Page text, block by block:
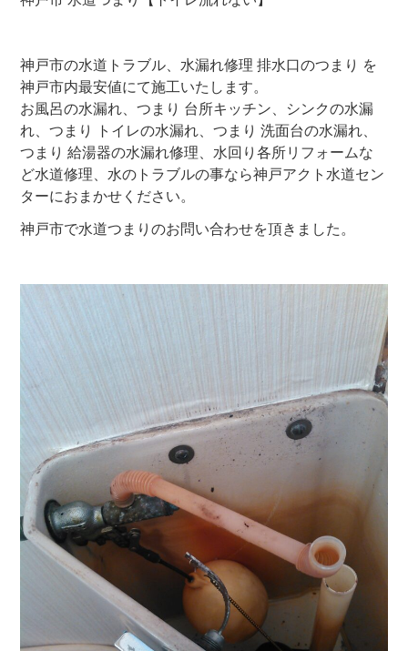
神戸市の水道トラブル、水漏れ修理 排水口のつまり を
神戸市内最安値にて施工いたします。
お風呂の水漏れ、つまり 台所キッチン、シンクの水漏
れ、つまり トイレの水漏れ、つまり 洗面台の水漏れ、
つまり 給湯器の水漏れ修理、水回り各所リフォームな
ど水道修理、水のトラブルの事なら神戸アクト水道セン
ターにおまかせください。
神戸市で水道つまりのお問い合わせを頂きました。